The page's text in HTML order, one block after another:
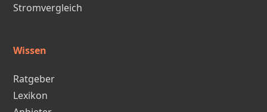
Stromvergleich
Wissen
Ratgeber
Lexikon